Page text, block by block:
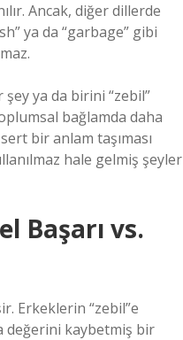
Ancak, diğer dillerde
ya da “garbage” gibi
ya da birini “zebil”
bağlamda daha
bir anlam taşıması
hale gelmiş şeyler
Başarı vs.
Erkeklerin “zebil”e
değerini kaybetmiş bir